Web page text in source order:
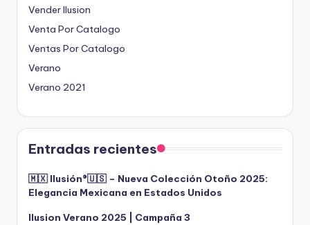
Vender Ilusion
Venta Por Catalogo
Ventas Por Catalogo
Verano
Verano 2021
Entradas recientes
🇲🇽 Ilusión®️🇺🇸 – Nueva Colección Otoño 2025:
Elegancia Mexicana en Estados Unidos
Ilusion Verano 2025 | Campaña 3